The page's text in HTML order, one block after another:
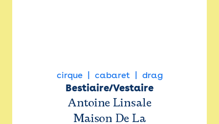
cirque cabaret drag
Bestiaire/Vestaire
Antoine Linsale
Maison De La